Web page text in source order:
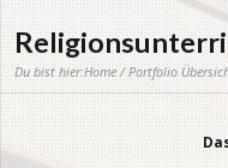
Du bist hier:Home/Portfolio